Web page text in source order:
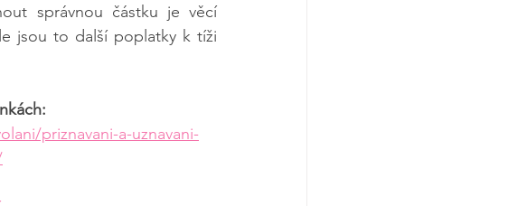
správnou částku je věcí
jsou to další poplatky k tíži
priznavani-a-uznavani-